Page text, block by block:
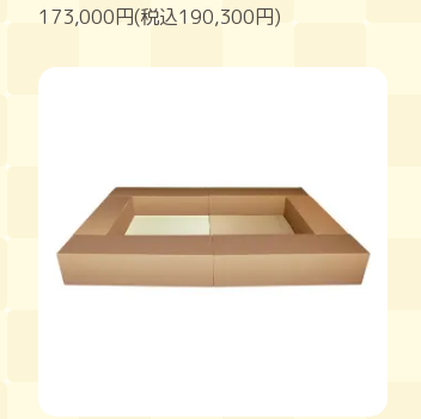
173,000円(税込190,300円)